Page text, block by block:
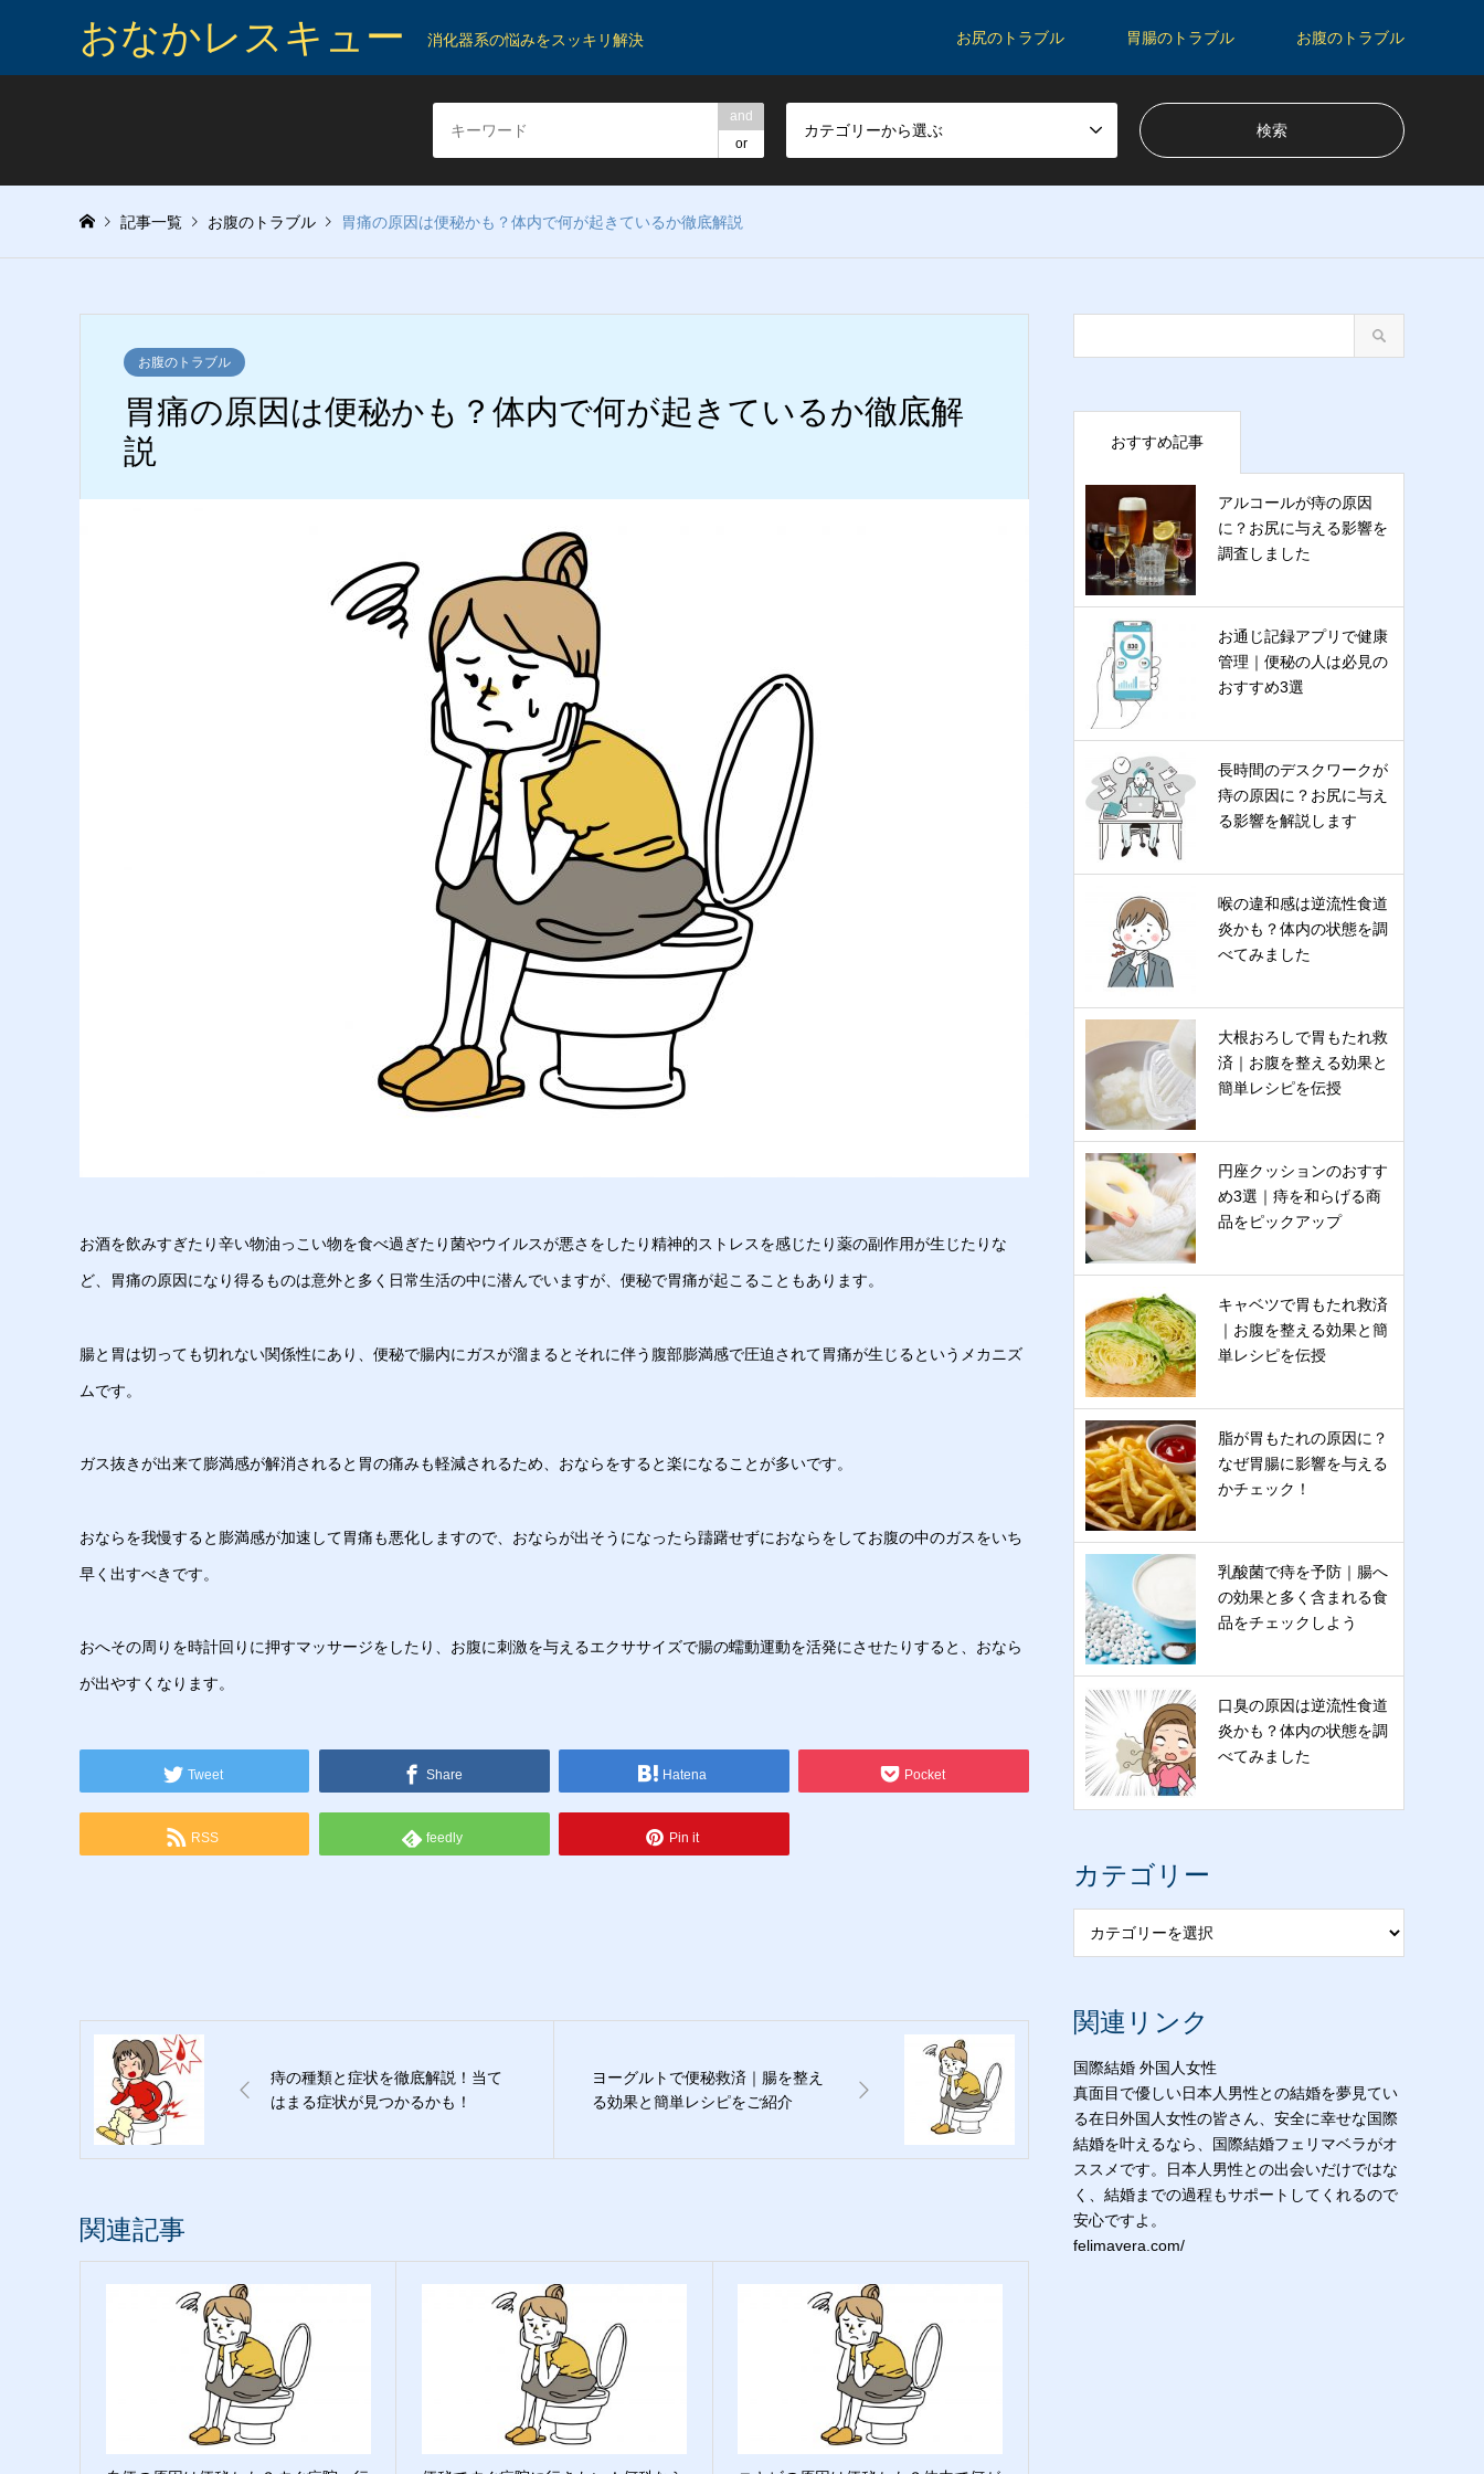
おなかレスキュー 消化器系の悩みをスッキリ解決 お尻のトラブル 胃腸のトラブル お腹のトラブル
and
or
カテゴリーから選ぶ
記事一覧 お腹のトラブル 胃痛の原因は便秘かも？体内で何が起きているか徹底解説
お腹のトラブル
胃痛の原因は便秘かも？体内で何が起きているか徹底解
説
お酒を飲みすぎたり辛い物油っこい物を食べ過ぎたり菌やウイルスが悪さをしたり精神的ストレスを感じたり薬の副作用が生じたりな
ど、胃痛の原因になり得るものは意外と多く日常生活の中に潜んでいますが、便秘で胃痛が起こることもあります。
腸と胃は切っても切れない関係性にあり、便秘で腸内にガスが溜まるとそれに伴う腹部膨満感で圧迫されて胃痛が生じるというメカニズ
ムです。
ガス抜きが出来て膨満感が解消されると胃の痛みも軽減されるため、おならをすると楽になることが多いです。
おならを我慢すると膨満感が加速して胃痛も悪化しますので、おならが出そうになったら躊躇せずにおならをしてお腹の中のガスをいち
早く出すべきです。
おへその周りを時計回りに押すマッサージをしたり、お腹に刺激を与えるエクササイズで腸の蠕動運動を活発にさせたりすると、おなら
が出やすくなります。
Tweet Share Hatena Pocket
RSS feedly Pin it
痔の種類と症状を徹底解説！当て
はまる症状が見つかるかも！
ヨーグルトで便秘救済｜腸を整え
る効果と簡単レシピをご紹介
関連記事
おすすめ記事
アルコールが痔の原因
に？お尻に与える影響を
調査しました
お通じ記録アプリで健康
管理｜便秘の人は必見の
おすすめ3選
長時間のデスクワークが
痔の原因に？お尻に与え
る影響を解説します
喉の違和感は逆流性食道
炎かも？体内の状態を調
べてみました
大根おろしで胃もたれ救
済｜お腹を整える効果と
簡単レシピを伝授
円座クッションのおすす
め3選｜痔を和らげる商
品をピックアップ
キャベツで胃もたれ救済
｜お腹を整える効果と簡
単レシピを伝授
脂が胃もたれの原因に？
なぜ胃腸に影響を与える
かチェック！
乳酸菌で痔を予防｜腸へ
の効果と多く含まれる食
品をチェックしよう
口臭の原因は逆流性食道
炎かも？体内の状態を調
べてみました
カテゴリー
関連リンク
国際結婚 外国人女性
真面目で優しい日本人男性との結婚を夢見てい
る在日外国人女性の皆さん、安全に幸せな国際
結婚を叶えるなら、国際結婚フェリマベラがオ
ススメです。日本人男性との出会いだけではな
く、結婚までの過程もサポートしてくれるので
安心ですよ。
felimavera.com/